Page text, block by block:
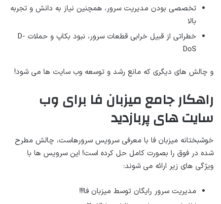
تخصصی بودن مدیریت سرور، همچنین نیاز به دانش و تجربه
بالا
خطراتی از قبیل خرابی قطعات سرور، نبود بکاپ و حملات D-
DoS
و چالش های دیگری که مانع رشد و توسعه وب سایت ها می شود!
راهکار جامع میزبان فا برای وب
سایت های پربازدید
خوشبختانه میزبان فا با معرفی سرویس سرورهاست، چالش مطرح
شده در فوق را بصورت کامل حل کرده است! این سرویس ها با
ویژگی های زیر ارائه می شوند:
مدیریت سرور رایگان توسط میزبان فا!!!